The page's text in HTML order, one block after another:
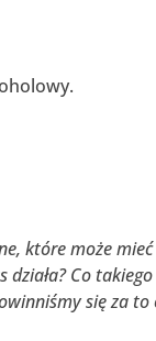
które może
Co
się za